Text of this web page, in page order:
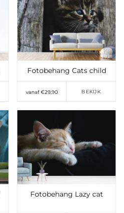
Toevoegen aan
verlanglijst
Fotobehang Cats child
vanaf €29,90 BEKIJK
Toevoegen aan
verlanglijst
Fotobehang Lazy cat